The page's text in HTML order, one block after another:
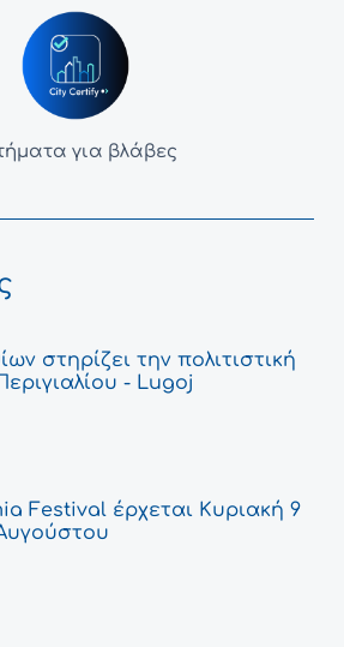
για βλάβες
στηρίζει την πολιτιστική
- Lugoj
Festival έρχεται Κυριακή 9